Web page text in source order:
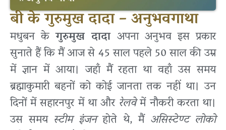
बी के गुरुमुख दादा – अनुभवगाथा
मधुबन केगुरुमुख दादाअपना अनुभव इस प्रकार
सुनाते हैं कि मैं आज से 45 साल पहले 50 साल की उम्र
में ज्ञान में आया। जहाँ मैं रहता था वहाँ उस समय
ब्रह्माकुमारी बहनों को कोई जानता तक नहीं था। उन
दिनों में सहारनपुर में था औररेलवेमें नौकरी करता था।
उस समय स्टीम इंजनहोते थे, मैं असिस्टेण्ट लोको